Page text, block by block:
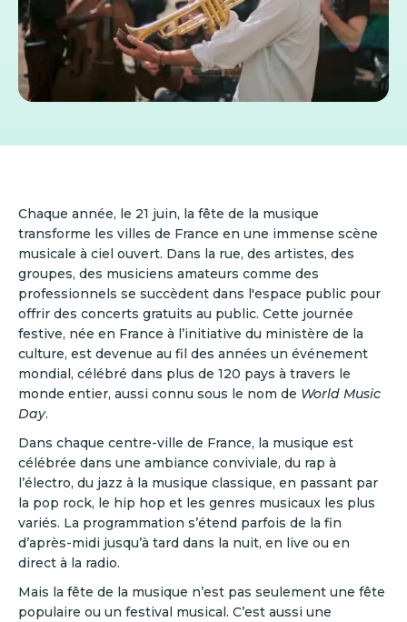
Chaque année, le 21 juin, la fête de la musique
transforme les villes de France en une immense scène
musicale à ciel ouvert. Dans la rue, des artistes, des
groupes, des musiciens amateurs comme des
professionnels se succèdent dans l'espace public pour
offrir des concerts gratuits au public. Cette journée
festive, née en France à l’initiative du ministère de la
culture, est devenue au fil des années un événement
mondial, célébré dans plus de 120 pays à travers le
monde entier, aussi connu sous le nom de World Music
Day.
Dans chaque centre-ville de France, la musique est
célébrée dans une ambiance conviviale, du rap à
l’électro, du jazz à la musique classique, en passant par
la pop rock, le hip hop et les genres musicaux les plus
variés. La programmation s’étend parfois de la fin
d’après-midi jusqu’à tard dans la nuit, en live ou en
direct à la radio.
Mais la fête de la musique n’est pas seulement une fête
populaire ou un festival musical. C’est aussi une